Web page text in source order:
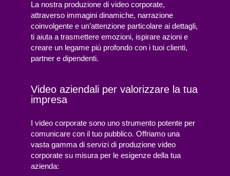
La nostra produzione di video corporate,
attraverso immagini dinamiche, narrazione
coinvolgente e un’attenzione particolare ai dettagli,
ti aiuta a trasmettere emozioni, ispirare azioni e
creare un legame più profondo con i tuoi clienti,
partner e dipendenti.
Video aziendali per valorizzare la tua
impresa
I video corporate sono uno strumento potente per
comunicare con il tuo pubblico. Offriamo una
vasta gamma di servizi di produzione video
corporate su misura per le esigenze della tua
azienda: